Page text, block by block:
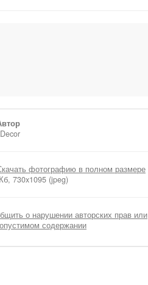
фотографию в полном размере
730x1095 (jpeg)
о нарушении авторских прав или
содержании